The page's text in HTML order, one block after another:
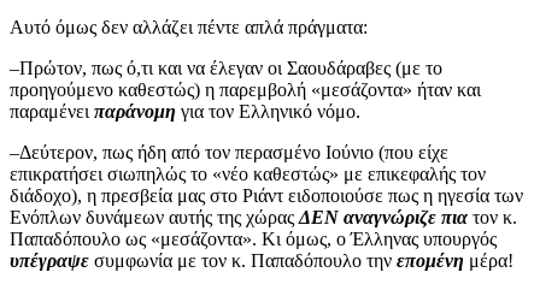
Αυτό όμως δεν αλλάζει πέντε απλά πράγματα:
–Πρώτον, πως ό,τι και να έλεγαν οι Σαουδάραβες (με το
προηγούμενο καθεστώς) η παρεμβολή «μεσάζοντα» ήταν και
παραμένει παράνομη για τον Ελληνικό νόμο.
–Δεύτερον, πως ήδη από τον περασμένο Ιούνιο (που είχε
επικρατήσει σιωπηλώς το «νέο καθεστώς» με επικεφαλής τον
διάδοχο), η πρεσβεία μας στο Ριάντ ειδοποιούσε πως η ηγεσία των
Ενόπλων δυνάμεων αυτής της χώρας ΔΕΝ αναγνώριζε πια τον κ.
Παπαδόπουλο ως «μεσάζοντα». Κι όμως, ο Έλληνας υπουργός
υπέγραψε συμφωνία με τον κ. Παπαδόπουλο την επομένη μέρα!